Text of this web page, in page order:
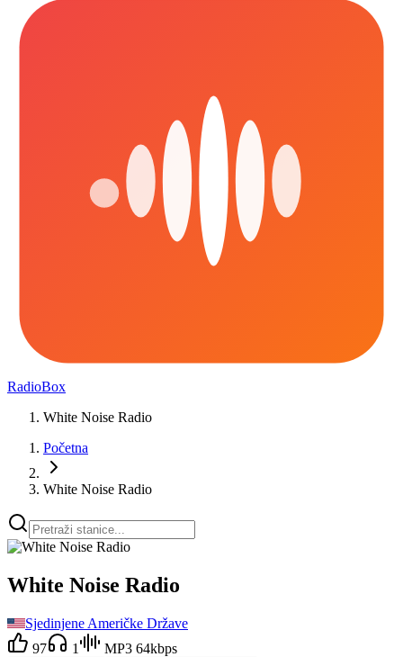
RadioBox
White Noise Radio
Početna
White Noise Radio
White Noise Radio
Sjedinjene Američke Države
97
1 MP3 64kbps